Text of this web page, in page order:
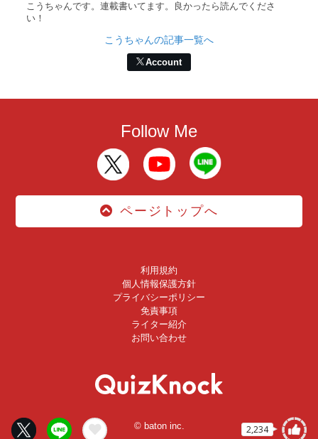
2,234
こうちゃんです。連載書いてます。良かったら読んでくださ
い！
こうちゃんの記事一覧へ
Account
Follow Me
ページトップへ
利用規約
個人情報保護方針
プライバシーポリシー
免責事項
ライター紹介
お問い合わせ
© baton inc.